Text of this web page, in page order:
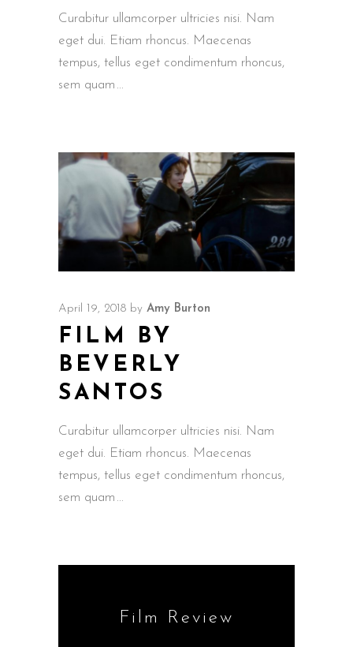
Curabitur ullamcorper ultricies nisi. Nam
eget dui. Etiam rhoncus. Maecenas
tempus, tellus eget condimentum rhoncus,
sem quam
April 19, 2018 by Amy Burton
FILM BY
BEVERLY
SANTOS
Curabitur ullamcorper ultricies nisi. Nam
eget dui. Etiam rhoncus. Maecenas
tempus, tellus eget condimentum rhoncus,
sem quam
Film Review